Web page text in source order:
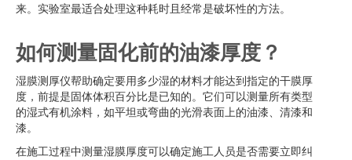
来。实验室最适合处理这种耗时且经常是破坏性的方法。
如何测量固化前的油漆厚度？
湿膜测厚仪帮助确定要用多少湿的材料才能达到指定的干膜厚
度，前提是固体体积百分比是已知的。它们可以测量所有类型
的湿式有机涂料，如平坦或弯曲的光滑表面上的油漆、清漆和
漆。
在施工过程中测量湿膜厚度可以确定施工人员是否需要立即纠